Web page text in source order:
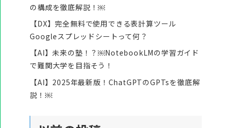
の構成を徹底解説！￼
【DX】完全無料で使用できる表計算ツール
Googleスプレッドシートって何？
【AI】未来の塾！？￼NotebookLMの学習ガイド
で難関大学を目指そう！
【AI】2025年最新版！ChatGPTのGPTsを徹底解
説！￼